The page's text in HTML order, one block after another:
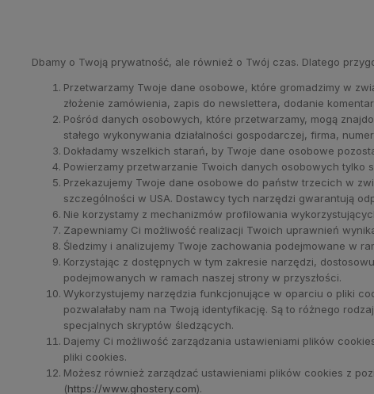
Dbamy o Twoją prywatność, ale również o Twój czas. Dlatego
Przetwarzamy Twoje dane osobowe, które gromadzimy w
złożenie zamówienia, zapis do newslettera, dodanie
Pośród danych osobowych, które przetwarzamy, mogą
stałego wykonywania działalności gospodarczej, firma, numer
Dokładamy wszelkich starań, by Twoje dane osobowe
Powierzamy przetwarzanie Twoich danych osobowych tylko
Przekazujemy Twoje dane osobowe do państw trzecich w
szczególności w USA. Dostawcy tych narzędzi gwarantują
Nie korzystamy z mechanizmów profilowania
Zapewniamy Ci możliwość realizacji Twoich uprawnień
Śledzimy i analizujemy Twoje zachowania podejmowane w
Korzystając z dostępnych w tym zakresie narzędzi,
podejmowanych w ramach naszej strony w przyszłości.
Wykorzystujemy narzędzia funkcjonujące w oparciu o pliki
pozwalałaby nam na Twoją identyfikację. Są to różnego
specjalnych skryptów śledzących.
Dajemy Ci możliwość zarządzania ustawieniami plików
pliki cookies.
Możesz również zarządzać ustawieniami plików cookies z
(https://www.ghostery.com).